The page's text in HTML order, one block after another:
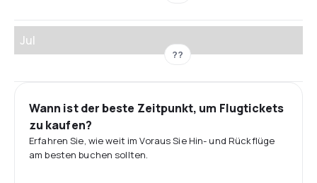
Jul
??
Wann ist der beste Zeitpunkt, um Flugtickets
zu kaufen?
Erfahren Sie, wie weit im Voraus Sie Hin- und Rückflüge
am besten buchen sollten.